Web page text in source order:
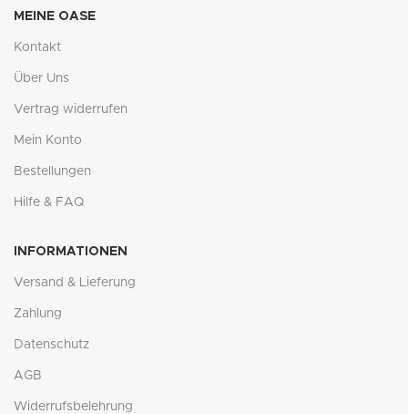
MEINE OASE
Kontakt
Über Uns
Vertrag widerrufen
Mein Konto
Bestellungen
Hilfe & FAQ
INFORMATIONEN
Versand & Lieferung
Zahlung
Datenschutz
AGB
Widerrufsbelehrung